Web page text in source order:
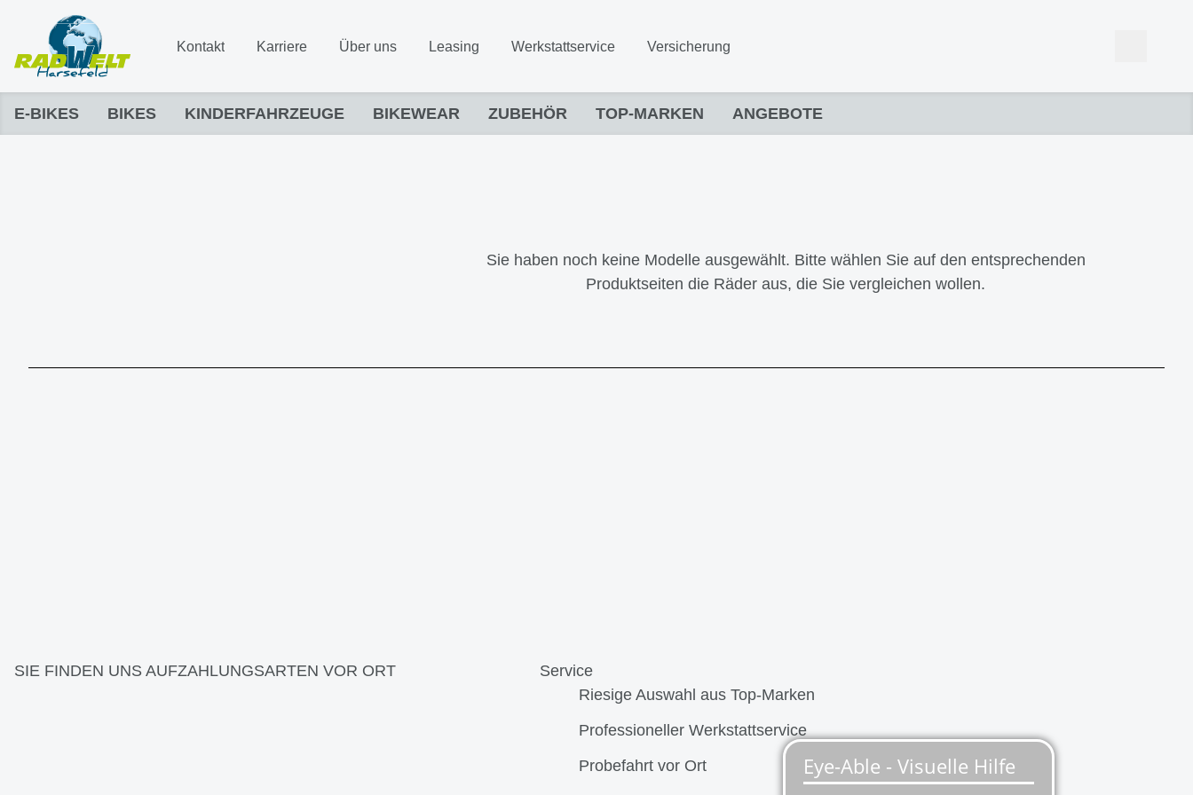
Kontakt Karriere Über uns Leasing Werkstattservice Versicherung
E-BIKES BIKES KINDERFAHRZEUGE BIKEWEAR ZUBEHÖR TOP-MARKEN ANGEBOTE
Sie haben noch keine Modelle ausgewählt. Bitte wählen Sie auf den entsprechenden
Produktseiten die Räder aus, die Sie vergleichen wollen.
SIE FINDEN UNS AUFZAHLUNGSARTEN VOR ORT
Service
Riesige Auswahl aus Top-Marken
Professioneller Werkstattservice
Probefahrt vor Ort